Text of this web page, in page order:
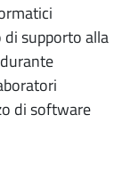
supporto alla
di software